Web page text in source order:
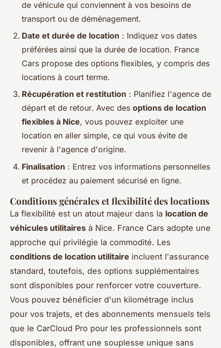
de véhicule qui conviennent à vos besoins de
transport ou de déménagement.
Date et durée de location : Indiquez vos dates
préférées ainsi que la durée de location. France
Cars propose des options flexibles, y compris des
locations à court terme.
Récupération et restitution : Planifiez l'agence de
départ et de retour. Avec des options de location
flexibles à Nice, vous pouvez exploiter une
location en aller simple, ce qui vous évite de
revenir à l'agence d'origine.
Finalisation : Entrez vos informations personnelles
et procédez au paiement sécurisé en ligne.
Conditions générales et flexibilité des locations
La flexibilité est un atout majeur dans la location de
véhicules utilitaires à Nice. France Cars adopte une
approche qui privilégie la commodité. Les
conditions de location utilitaire incluent l'assurance
standard, toutefois, des options supplémentaires
sont disponibles pour renforcer votre couverture.
Vous pouvez bénéficier d'un kilométrage inclus
pour vos trajets, et des abonnements mensuels tels
que le CarCloud Pro pour les professionnels sont
disponibles, offrant une souplesse unique sans